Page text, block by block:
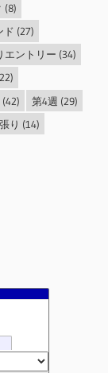
(8)
ド (27)
エントリー (34)
(42) 第4週 (29)
り (14)